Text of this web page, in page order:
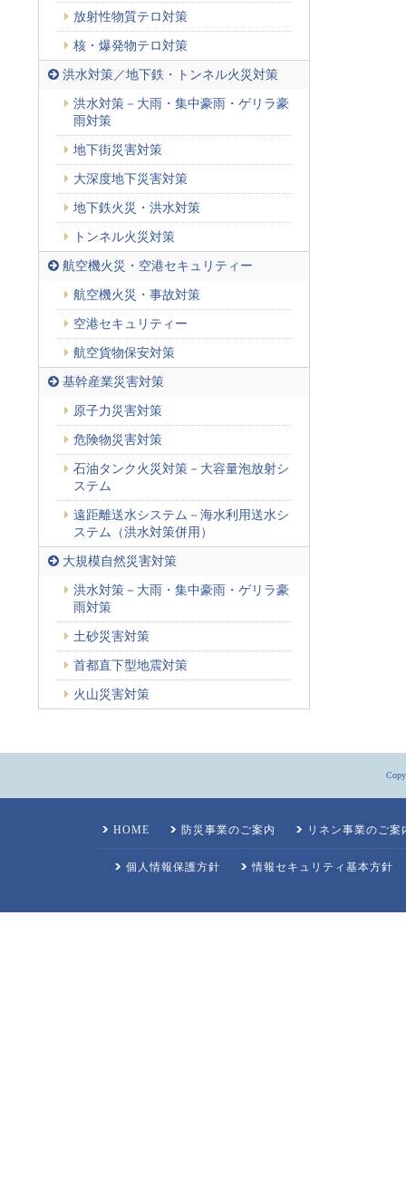
放射性物質テロ対策
核・爆発物テロ対策
洪水対策／地下鉄・トンネル火災対策
洪水対策－大雨・集中豪雨・ゲリラ豪
雨対策
地下街災害対策
大深度地下災害対策
地下鉄火災・洪水対策
トンネル火災対策
航空機火災・空港セキュリティー
航空機火災・事故対策
空港セキュリティー
航空貨物保安対策
基幹産業災害対策
原子力災害対策
危険物災害対策
石油タンク火災対策－大容量泡放射シ
ステム
遠距離送水システム－海水利用送水シ
ステム（洪水対策併用）
大規模自然災害対策
洪水対策－大雨・集中豪雨・ゲリラ豪
雨対策
土砂災害対策
首都直下型地震対策
火山災害対策
HOME 防災事業のご案内 リネン事業のご案
個人情報保護方針 情報セキュリティ基本方針